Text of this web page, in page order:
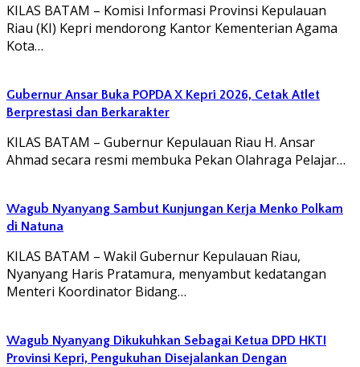
KILAS BATAM – Komisi Informasi Provinsi Kepulauan
Riau (KI) Kepri mendorong Kantor Kementerian Agama
Kota…
Gubernur Ansar Buka POPDA X Kepri 2026, Cetak Atlet
Berprestasi dan Berkarakter
KILAS BATAM – Gubernur Kepulauan Riau H. Ansar
Ahmad secara resmi membuka Pekan Olahraga Pelajar…
Wagub Nyanyang Sambut Kunjungan Kerja Menko Polkam
di Natuna
KILAS BATAM – Wakil Gubernur Kepulauan Riau,
Nyanyang Haris Pratamura, menyambut kedatangan
Menteri Koordinator Bidang…
Wagub Nyanyang Dikukuhkan Sebagai Ketua DPD HKTI
Provinsi Kepri, Pengukuhan Disejalankan Dengan